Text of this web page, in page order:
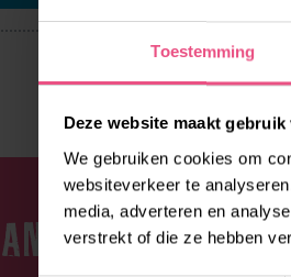
Toestemming
Deze website maakt
We gebruiken cookies om
websiteverkeer te
media, adverteren en
verstrekt of die ze hebben
LORE JE